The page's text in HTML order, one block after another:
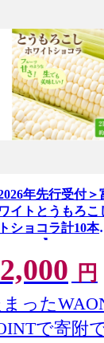
年先行受付
イトとうもろ
ショコラ計10本
】
円
った
で寄附